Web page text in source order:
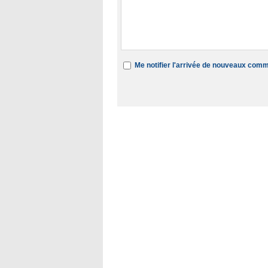
Me notifier l'arrivée de nouveaux